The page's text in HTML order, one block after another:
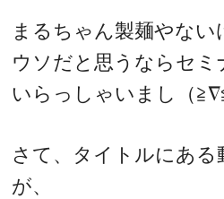
まるちゃん製麺やない
ウソだと思うならセミ
いらっしゃいまし（
さて、タイトルにある
が、